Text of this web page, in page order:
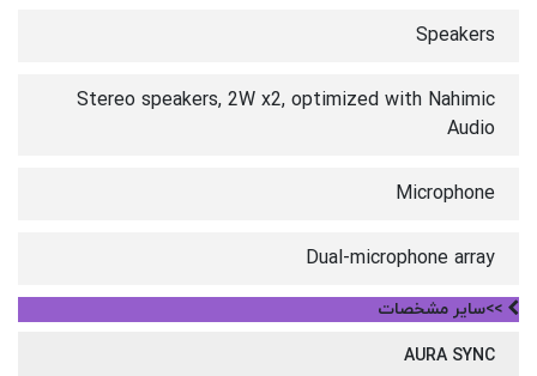
Speakers
Stereo speakers, 2W x2, optimized with Nahimic
Audio
Microphone
Dual-microphone array
>>سایر مشخصات
AURA SYNC